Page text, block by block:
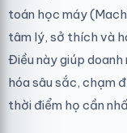
toán học máy
tâm lý, sở thích và
Điều này giúp doanh
hóa sâu sắc, chạm
thời điểm họ cần